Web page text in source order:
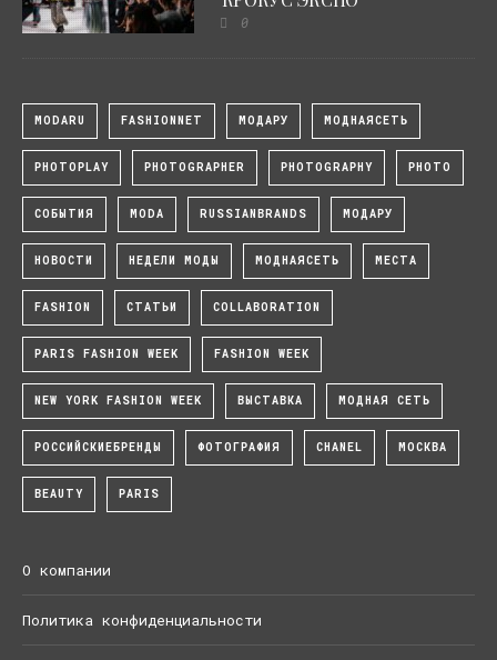
0
MODARU FASHIONNET МОДАРУ МОДНАЯСЕТЬ
PHOTOPLAY PHOTOGRAPHER PHOTOGRAPHY PHOTO
СОБЫТИЯ MODA RUSSIANBRANDS МОДАРУ
НОВОСТИ НЕДЕЛИ МОДЫ МОДНАЯСЕТЬ МЕСТА
FASHION СТАТЬИ COLLABORATION
PARIS FASHION WEEK FASHION WEEK
NEW YORK FASHION WEEK ВЫСТАВКА МОДНАЯ СЕТЬ
РОССИЙСКИЕБРЕНДЫ ФОТОГРАФИЯ CHANEL МОСКВА
BEAUTY PARIS
О компании
Политика конфиденциальности